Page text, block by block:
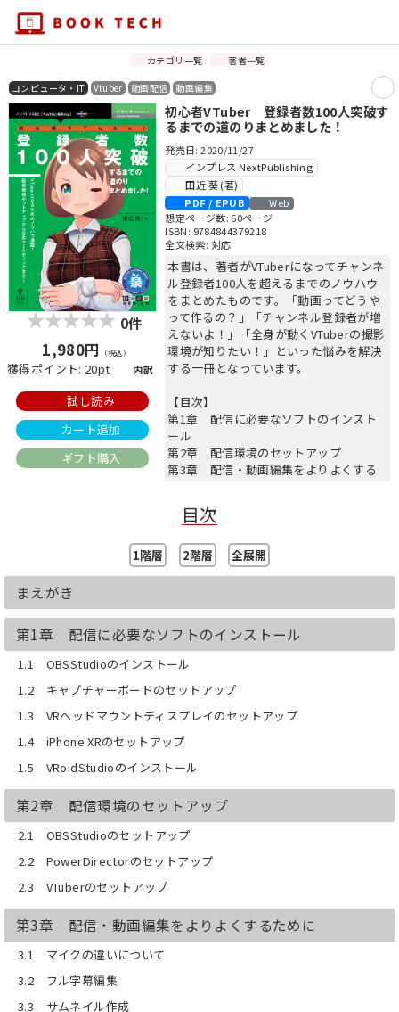
カテゴリ一覧 著者一覧
コンピュータ・IT Vtuber 動画配信 動画編集
0件
1,980円 （税込）
獲得ポイント: 20pt 内訳
試し読み
カート追加
ギフト購入
初心者VTuber 登録者数100人突破す
るまでの道のりまとめました！
発売日: 2020/11/27
インプレス NextPublishing
田近 葵 (著)
PDF / EPUB
Web
想定ページ数: 60ページ
ISBN: 9784844379218
全文検索: 対応
本書は、著者がVTuberになってチャンネ
ル登録者100人を超えるまでのノウハウ
をまとめたものです。「動画ってどうや
って作るの？」「チャンネル登録者が増
えないよ！」「全身が動くVTuberの撮影
環境が知りたい！」といった悩みを解決
する一冊となっています。
【目次】
第1章 配信に必要なソフトのインスト
ール
第2章 配信環境のセットアップ
第3章 配信・動画編集をよりよくする
第4章 登録者100人までにしたこと(実
践編)
での分析
目次
1階層 2階層 全展開
まえがき
第1章 配信に必要なソフトのインストール
1.1 OBSStudioのインストール
1.2 キャプチャーボードのセットアップ
1.3 VRヘッドマウントディスプレイのセットアップ
1.4 iPhone XRのセットアップ
1.5 VRoidStudioのインストール
第2章 配信環境のセットアップ
2.1 OBSStudioのセットアップ
2.2 PowerDirectorのセットアップ
2.3 VTuberのセットアップ
第3章 配信・動画編集をよりよくするために
3.1 マイクの違いについて
3.2 フル字幕編集
3.3 サムネイル作成